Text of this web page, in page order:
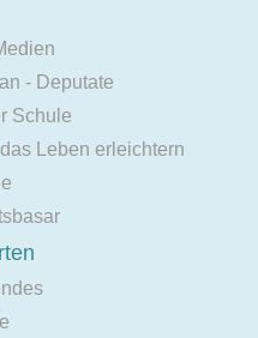
- Deputate
Schule
Leben erleichtern